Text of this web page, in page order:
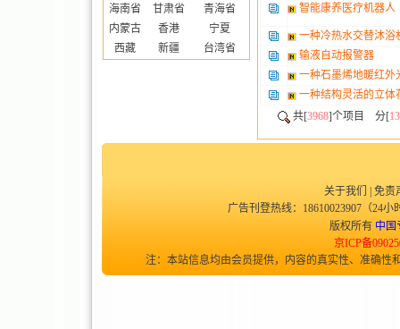
海南省
甘肃省
青海省
内蒙古
香港
宁夏
西藏
新疆 台湾省
智能康养医疗机器人
一种冷热水交替沐浴
输液自动报警器
一种石墨烯地暖红
一种结构灵活的立体
共[3968]个项目 分[
关于我们
免责
广告刊登热线：18610023907（24
版权所有 中国
京ICP备
注：本站信息均由会员提供，内容的真实性、准确性